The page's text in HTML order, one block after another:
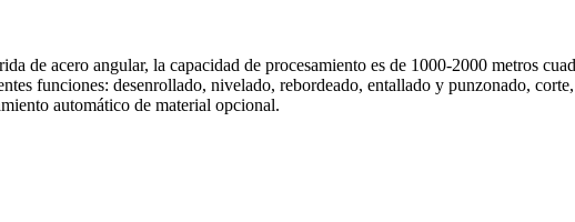
de acero angular, la capacidad de procesamiento es de 1000-2000 metros
funciones: desenrollado, nivelado, rebordeado, entallado y punzonado,
automático de material opcional.